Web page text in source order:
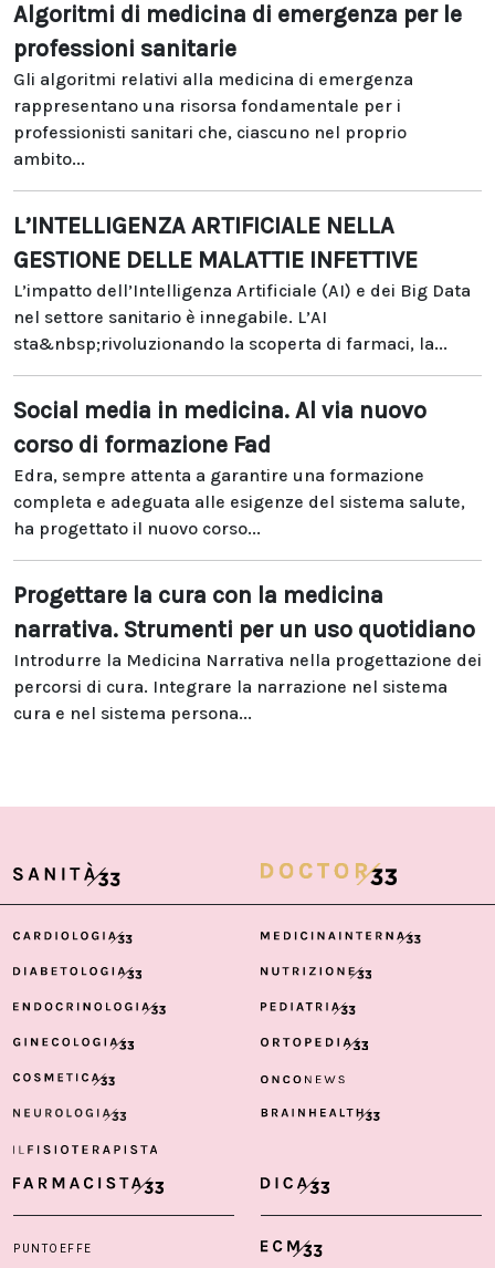
Algoritmi di medicina di emergenza per le
professioni sanitarie
Gli algoritmi relativi alla medicina di emergenza
rappresentano una risorsa fondamentale per i
professionisti sanitari che, ciascuno nel proprio
ambito...
L’INTELLIGENZA ARTIFICIALE NELLA
GESTIONE DELLE MALATTIE INFETTIVE
L’impatto dell’Intelligenza Artificiale (AI) e dei Big Data
nel settore sanitario è innegabile. L’AI
sta&nbsp;rivoluzionando la scoperta di farmaci, la...
Social media in medicina. Al via nuovo
corso di formazione Fad
Edra, sempre attenta a garantire una formazione
completa e adeguata alle esigenze del sistema salute,
ha progettato il nuovo corso...
Progettare la cura con la medicina
narrativa. Strumenti per un uso quotidiano
Introdurre la Medicina Narrativa nella progettazione dei
percorsi di cura. Integrare la narrazione nel sistema
cura e nel sistema persona...